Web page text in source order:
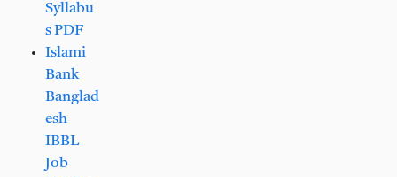
Syllabu
s PDF
Islami
Bank
Banglad
esh
IBBL
Job